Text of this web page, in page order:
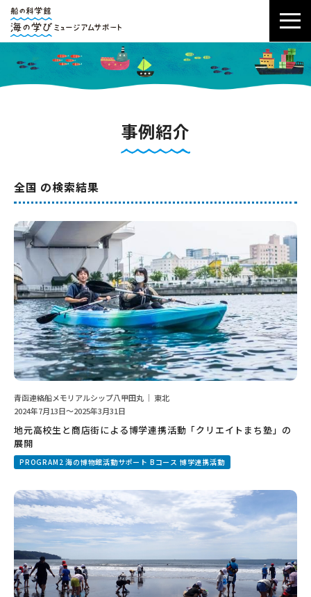
事例紹介
全国 の検索結果
青函連絡船メモリアルシップ八甲田丸 ｜ 東北
2024年7月13日～2025年3月31日
地元高校生と商店街による博学連携活動「クリエイトまち塾」の
展開
PROGRAM2 海の博物館活動サポート Bコース 博学連携活動